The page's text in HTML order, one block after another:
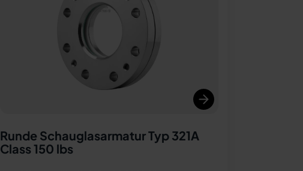
Runde Schauglasarmatur Typ 321A
Class 150 lbs